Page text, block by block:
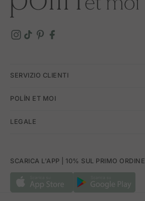
SERVIZIO CLIENTI
POLÍN ET MOI
LEGALE
SCARICA L'APP | 10% SUL PRIMO ORDINE